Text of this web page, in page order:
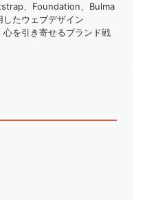
、Foundation、Bulma
たウェブデザイン
を引き寄せるブランド戦